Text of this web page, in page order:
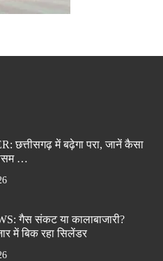
छत्तीसगढ़ में बढ़ेगा परा, जानें कैसा
…
गैस संकट या कालाबाजारी?
में बिक रहा सिलेंडर